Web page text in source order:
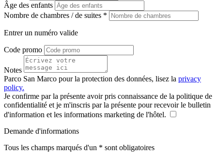
Âge des enfants
Nombre de chambres / de suites *
Entrer un numéro valide
Code promo
Notes
Parco San Marco pour la protection des données, lisez la privacy
policy.
Je confirme par la présente avoir pris connaissance de la politique de
confidentialité et je m'inscris par la présente pour recevoir le bulletin
d'information et les informations marketing de l'hôtel.
Demande d'informations
Tous les champs marqués d'un * sont obligatoires